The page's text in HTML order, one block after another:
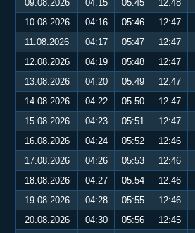
09.08.2026
04:15 05:45 12:48
10.08.2026
04:16 05:46 12:47
11.08.2026
04:17 05:47 12:47
12.08.2026
04:19 05:48 12:47
13.08.2026
04:20 05:49 12:47
14.08.2026
04:22 05:50 12:47
15.08.2026
04:23 05:51 12:47
16.08.2026
04:24 05:52 12:46
17.08.2026
04:26 05:53 12:46
18.08.2026
04:27 05:54 12:46
19.08.2026
04:28 05:55 12:46
20.08.2026
04:30 05:56 12:45